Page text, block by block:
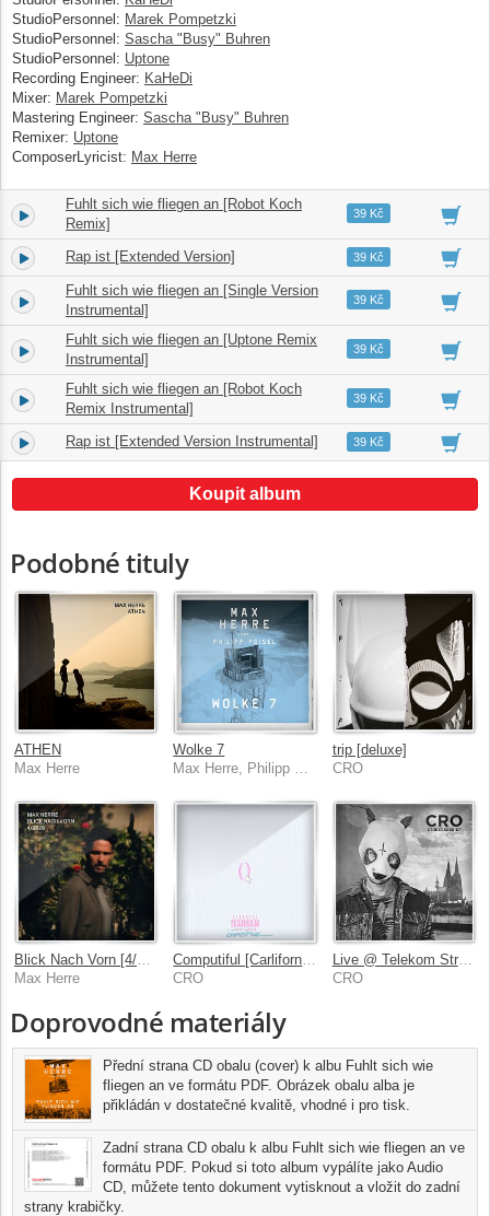
StudioPersonnel: Marek Pompetzki
StudioPersonnel: Sascha "Busy" Buhren
StudioPersonnel: Uptone
Recording Engineer: KaHeDi
Mixer: Marek Pompetzki
Mastering Engineer: Sascha "Busy" Buhren
Remixer: Uptone
ComposerLyricist: Max Herre
3.
Fuhlt sich wie fliegen an [Robot Koch
Remix]
04:0139 Kč
4. Rap ist [Extended Version] 07:2139 Kč
5.
Fuhlt sich wie fliegen an [Single Version
Instrumental]
03:3339 Kč
6.
Fuhlt sich wie fliegen an [Uptone Remix
Instrumental]
03:4639 Kč
7.
Fuhlt sich wie fliegen an [Robot Koch
Remix Instrumental]
04:0139 Kč
8. Rap ist [Extended Version Instrumental] 07:2139 Kč
Koupit album
Podobné tituly
ATHEN
Max Herre
Wolke 7
trip [deluxe]
CRO
Blick Nach Vorn [4/2020]
Max Herre
Computiful [Carlifornia RMX]
CRO
Live @ Telekom Street Gigs
CRO
Doprovodné materiály
Přední strana CD obalu (cover) k albu Fuhlt sich wie
fliegen an ve formátu PDF. Obrázek obalu alba je
přikládán v dostatečné kvalitě, vhodné i pro tisk.
Zadní strana CD obalu k albu Fuhlt sich wie fliegen an ve
formátu PDF. Pokud si toto album vypálíte jako Audio
CD, můžete tento dokument vytisknout a vložit do zadní
strany krabičky.